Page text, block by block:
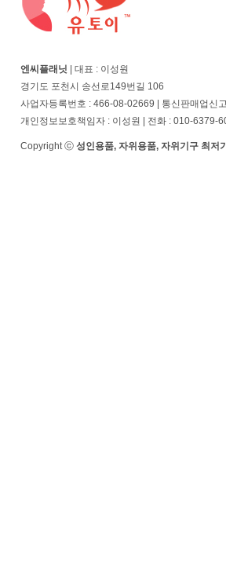
엔씨플래닛 | 대표 : 이성원
경기도 포천시 송선로149번길 106
사업자등록번호 : 466-08-02669 | 통신판매업신
개인정보보호책임자 : 이성원 | 전화 : 010-6379-
Copyright ⓒ 성인용품, 자위용품, 자위기구 최